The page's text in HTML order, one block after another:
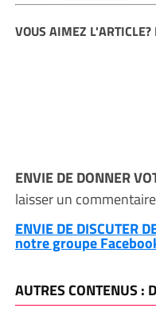
VOUS AIMEZ
ENVIE DE DONNER
laisser un commentaire
ENVIE DE DISCUTER
notre groupe
AUTRES CONTENUS :